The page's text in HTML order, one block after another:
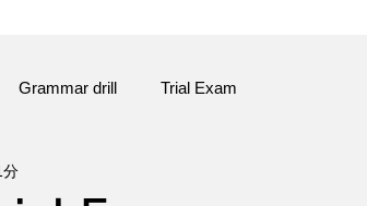
Grammar drill Trial Exam
分